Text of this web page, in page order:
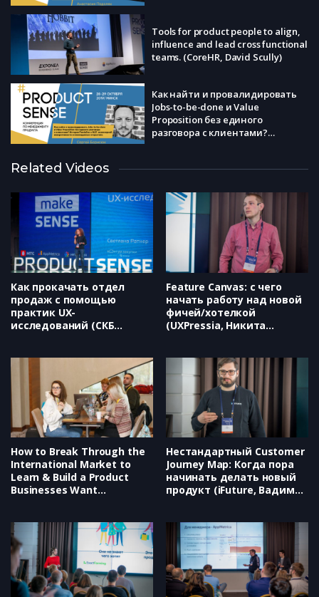
Tools for product people to align,
influence and lead cross functional
teams. (CoreHR, David Scully)
Как найти и провалидировать
Jobs-to-be-done и Value
Proposition без единого
разговора с клиентами?
неожиданных открытиях.
(TransferWise.com, Роман Россов)
How to Sell Your Ideas to Anyone –
Turning Research Into Strategy
(Aurelius, Zack Naylor)
Related Videos
Как прокачать отдел
продаж с помощью
практик UX-
исследований (СКБ
Feature Canvas: с чего
начать работу над новой
фичей/хотелкой
(UXPressia, Никита
How to Break Through the
International Market to
Learn & Build a Product
Businesses Want
Нестандартный Customer
Journey Map: Когда пора
начинать делать новый
продукт (iFuture, Вадим